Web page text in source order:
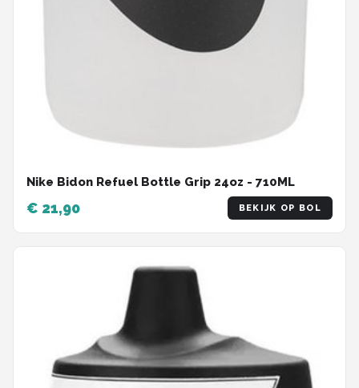
Nike Bidon Refuel Bottle Grip 24oz - 710ML
€ 21,90 BEKIJK OP BOL